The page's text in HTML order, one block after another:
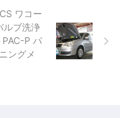
ワコー
ルブ洗浄
P パ
ングメ